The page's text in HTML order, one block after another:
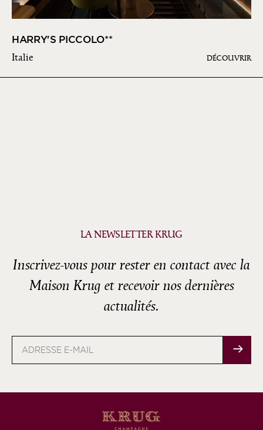
HARRY'S PICCOLO**
Italie DÉCOUVRIR
LA NEWSLETTER KRUG
Inscrivez-vous pour rester en contact avec la
Maison Krug et recevoir nos dernières
actualités.